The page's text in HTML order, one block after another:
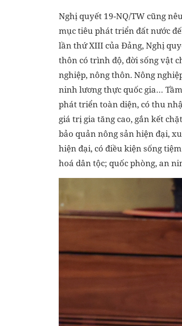
Nghị quyết 19-NQ/TW cũng
mục tiêu phát triển đất nước
lần thứ XIII của Đảng, Nghị
thôn có trình độ, đời sống vật
nghiệp, nông thôn. Nông
ninh lương thực quốc gia…
phát triển toàn diện, có thu
giá trị gia tăng cao, gắn kết
bảo quản nông sản hiện đại,
hiện đại, có điều kiện sống
hoá dân tộc; quốc phòng, an